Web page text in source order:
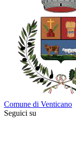
Comune di Venticano
Seguici su